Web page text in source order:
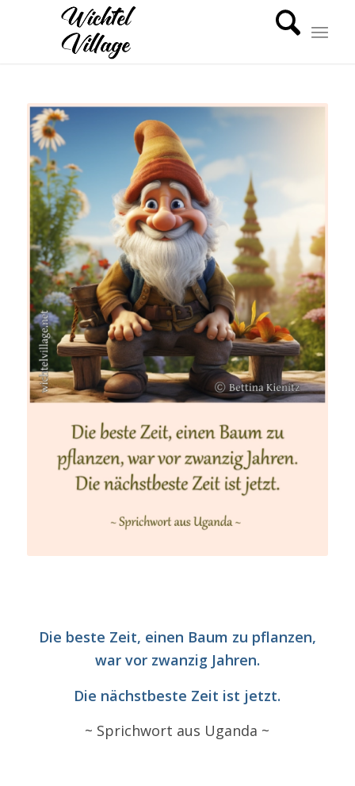
Die beste Zeit, einen Baum zu pflanzen,
war vor zwanzig Jahren.
Die nächstbeste Zeit ist jetzt.
~ Sprichwort aus Uganda ~